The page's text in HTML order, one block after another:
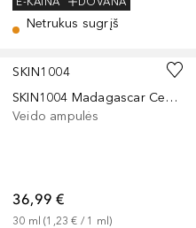
Netrukus sugrįš
SKIN1004
SKIN1004 Madagascar Centella Matrixyl 10 Boosting Shot Ampoule
Veido ampulės
36,99 €
30 ml (1,23 € / 1 ml)